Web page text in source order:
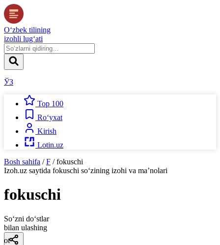
O‘zbek tilining
izohli lug‘ati
ЎЗ
Top 100
Ro‘yxat
Kirish
Lotin.uz
Bosh sahifa / F / fokuschi
Izoh.uz saytida fokuschi so‘zining izohi va ma’nolari
fokuschi
So‘zni do‘stlar
bilan ulashing
ot